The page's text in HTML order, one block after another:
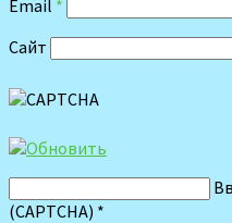
Email *
Сайт
(CAPTCHA) *